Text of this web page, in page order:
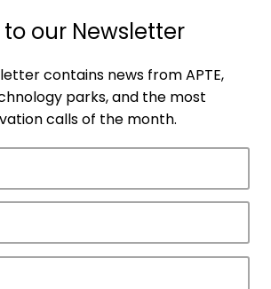
our Newsletter
contains news from APTE,
parks, and the most
calls of the month.